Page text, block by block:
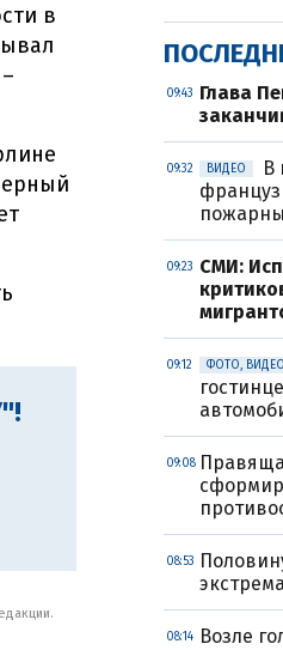
в
09:43 Глава
09:32 ВИДЕО
В
09:23 СМИ:
09:12 ФОТО, ВИДЕО
09:08
08:53
08:14
Возле